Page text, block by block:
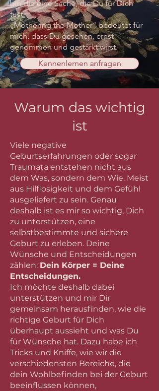
bin die eine Sache, die Du für Dich
tust.
„Mothering the Mother“ bedeutet für
mich, dass Du gesehen, ernst
genommen und gestärkt wirst.
Kennenlernen anfragen
Warum das wichtig
ist
Viele negative
Geburtserfahrungen oder sogar
Traumata entstehen nicht aus
dem Was, sondern dem Wie. Meist
aus Hilflosigkeit und dem Gefühl
ausgeliefert zu sein. Genau
deshalb ist es mir so wichtig, Dich
zu unterstützen, eine
selbstbestimmte und sichere
Geburt zu erleben. Deine
Wünsche und Entscheidungen
zählen: Dein Körper = Deine
Entscheidungen.
Ich möchte deshalb dabei
unterstützen und mir Dir
gemeinsam herausfinden, wie die
richtige Geburt für Dich
überhaupt aussieht und was Du
für Wünsche hat. Dazu habe ich
Tricks und Kniffe, wie wir die
verschiedensten Bereiche, die
dein Wohlbefinden bei der Geburt
beeinflussen können,